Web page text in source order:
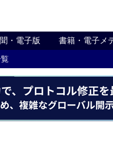
・電子版 書籍・電子メ